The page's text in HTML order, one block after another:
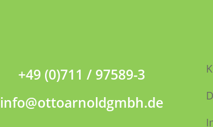
+49 (0)711 / 97589-3
info@ottoarnoldgmbh.de